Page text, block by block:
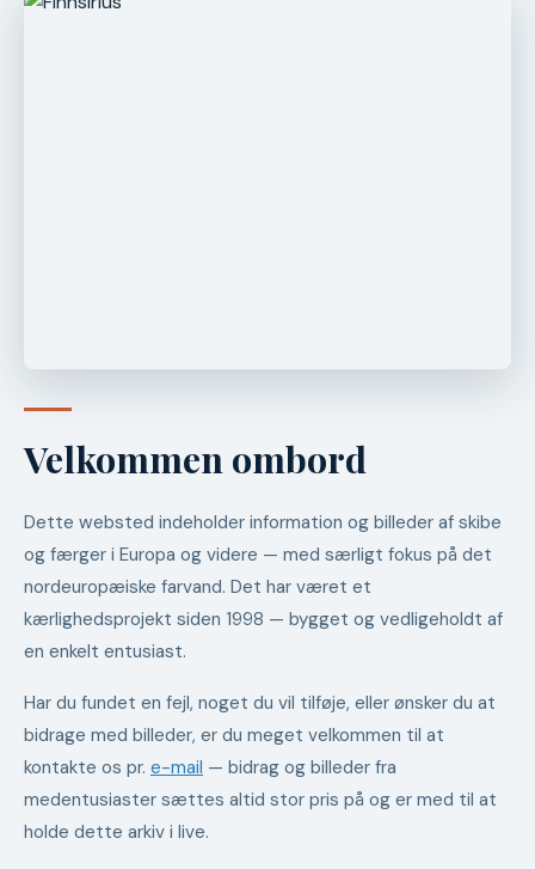
Velkommen ombord
Dette websted indeholder information og billeder af skibe
og færger i Europa og videre — med særligt fokus på det
nordeuropæiske farvand. Det har været et
kærlighedsprojekt siden 1998 — bygget og vedligeholdt af
en enkelt entusiast.
Har du fundet en fejl, noget du vil tilføje, eller ønsker du at
bidrage med billeder, er du meget velkommen til at
kontakte os pr. e-mail — bidrag og billeder fra
medentusiaster sættes altid stor pris på og er med til at
holde dette arkiv i live.